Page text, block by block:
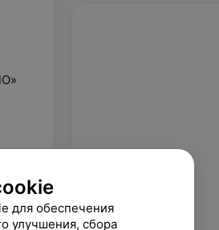
для обеспечения
улучшения, сбора